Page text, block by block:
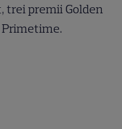
trei premii Golden